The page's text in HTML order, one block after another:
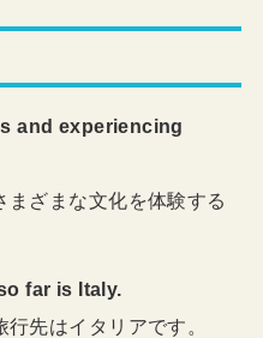
and experiencing
ざまな文化を体験する
far is Italy.
先はイタリアです。